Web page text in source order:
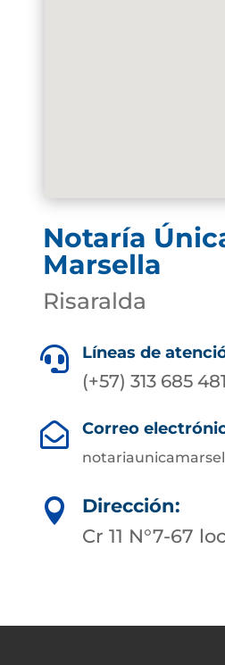
Notaría
Marsella
Risaralda
 Líneas de
(+57) 313 685
 Correo

Dirección:
Cr 11 N°7-67